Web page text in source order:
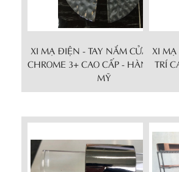
XI MẠ ĐIỆN - TAY NẮM CỬA TỦ MẠ
CHROME 3+ CAO CẤP - HÀNG
MỸ
Chi tiết
XI
TRÍ